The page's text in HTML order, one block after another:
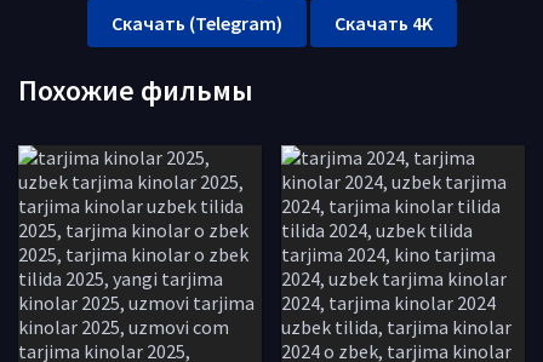
Скачать (Telegram)
Скачать 4K
Похожие фильмы